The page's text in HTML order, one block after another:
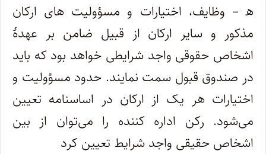
ه‍ – وظایف، اختیارات و مسؤولیت های ارکان
مذکور و سایر ارکان از قبیل ضامن بر عهدۀ
اشخاص حقوقی واجد شرایطی خواهد بود که باید
در صندوق قبول سمت نمایند. حدود مسؤولیت و
اختیارات هر یک از ارکان در اساسنامه تعیین
می‌شود. رکن اداره کننده را می‌توان از بین
اشخاص حقیقی واجد شرایط تعیین کرد